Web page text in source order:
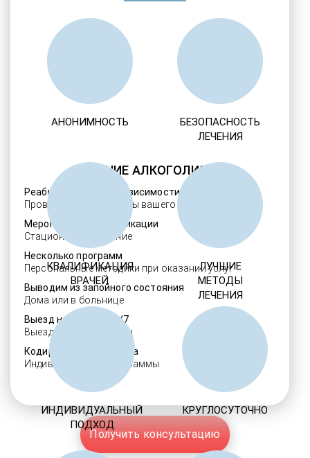
ЛЕЧЕНИЕ АЛКОГОЛИЗМА
Реабилитация алкозависимости
Проверенные ребцентры вашего региона
Мероприятия детоксикации
Стационарное лечение
Несколько программ
Персональные методики при оказании услуг
Выводим из запойного состояния
Дома или в больнице
Выезд нарколога 24/7
Выезд в течение 30 мин.
Кодировка алкоголизма
Индивидуальные программы
Получить консультацию
АНОНИМНОСТЬ
БЕЗОПАСНОСТЬ
ЛЕЧЕНИЯ
КВАЛИФИКАЦИЯ
ВРАЧЕЙ
ЛУЧШИЕ
МЕТОДЫ
ЛЕЧЕНИЯ
ИНДИВИДУАЛЬНЫЙ
ПОДХОД
КРУГЛОСУТОЧНО